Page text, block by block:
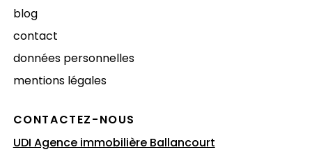
blog
contact
données personnelles
mentions légales
CONTACTEZ-NOUS
UDI Agence immobilière Ballancourt